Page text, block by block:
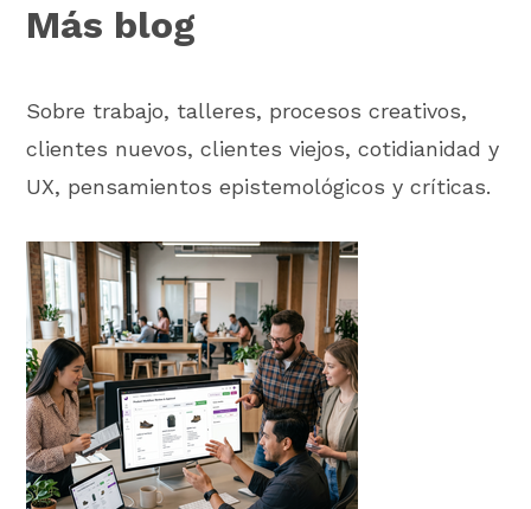
Más blog
Sobre trabajo, talleres, procesos creativos,
clientes nuevos, clientes viejos, cotidianidad y
UX, pensamientos epistemológicos y críticas.